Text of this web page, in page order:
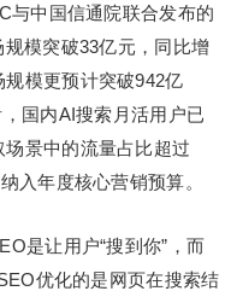
与中国信通院联合发布的
模突破33亿元，同比增
模更预计突破942亿
国内AI搜索月活用户已
景中的流量占比超过
入年度核心营销预算。
是让用户“搜到你”，而
优化的是网页在搜索结